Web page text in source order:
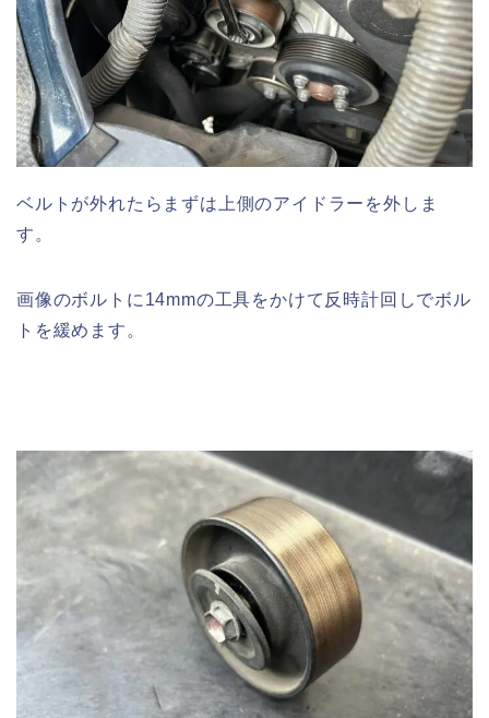
ベルトが外れたらまずは上側のアイドラーを外しま
す。
画像のボルトに14mmの工具をかけて反時計回しでボル
トを緩めます。